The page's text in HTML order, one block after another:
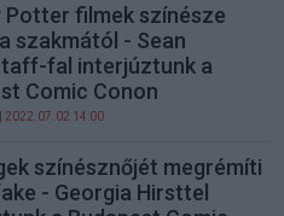
Potter filmek színésze
szakmától - Sean
fal interjúztunk a
Comic Conon
| 2022.07.02 14:00
színésznőjét megrémíti
- Georgia Hirsttel